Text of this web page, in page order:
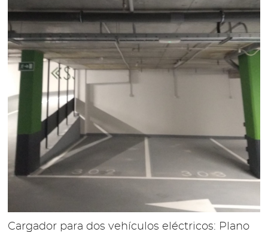
Cargador para dos vehículos eléctricos: Plano